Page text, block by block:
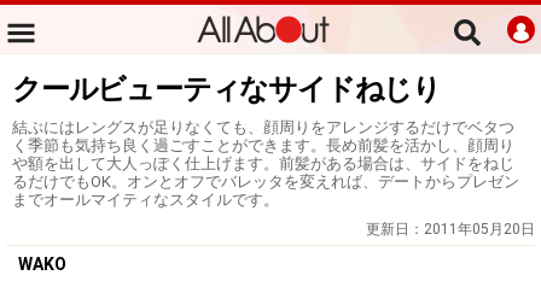
クールビューティなサイドねじり
結ぶにはレングスが足りなくても、顔周りをアレンジするだけでベタつ
く季節も気持ち良く過ごすことができます。長め前髪を活かし、顔周り
や額を出して大人っぽく仕上げます。前髪がある場合は、サイドをねじ
るだけでもOK。オンとオフでバレッタを変えれば、デートからプレゼン
までオールマイティなスタイルです。
更新日： 2011年05月20日
WAKO